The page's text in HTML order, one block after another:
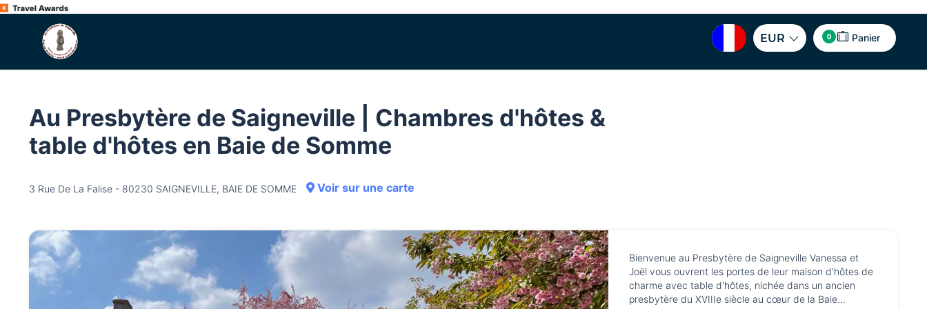
EUR 0 Panier
Au Presbytère de Saigneville | Chambres d'hôtes &
table d'hôtes en Baie de Somme
3 Rue De La Falise - 80230 SAIGNEVILLE, BAIE DE SOMME Voir sur une carte
Bienvenue au Presbytère de Saigneville Vanessa et
Joël vous ouvrent les portes de leur maison d'hôtes de
charme avec table d'hôtes, nichée dans un ancien
presbytère du XVIIIe siècle au cœur de la Baie...